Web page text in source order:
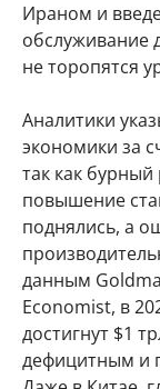
Ираном и
обслуживание
не торопятся
Аналитики
экономики за
так как
повышение
поднялись, а
данным
Economist, в
достигнут $1
дефицитным и